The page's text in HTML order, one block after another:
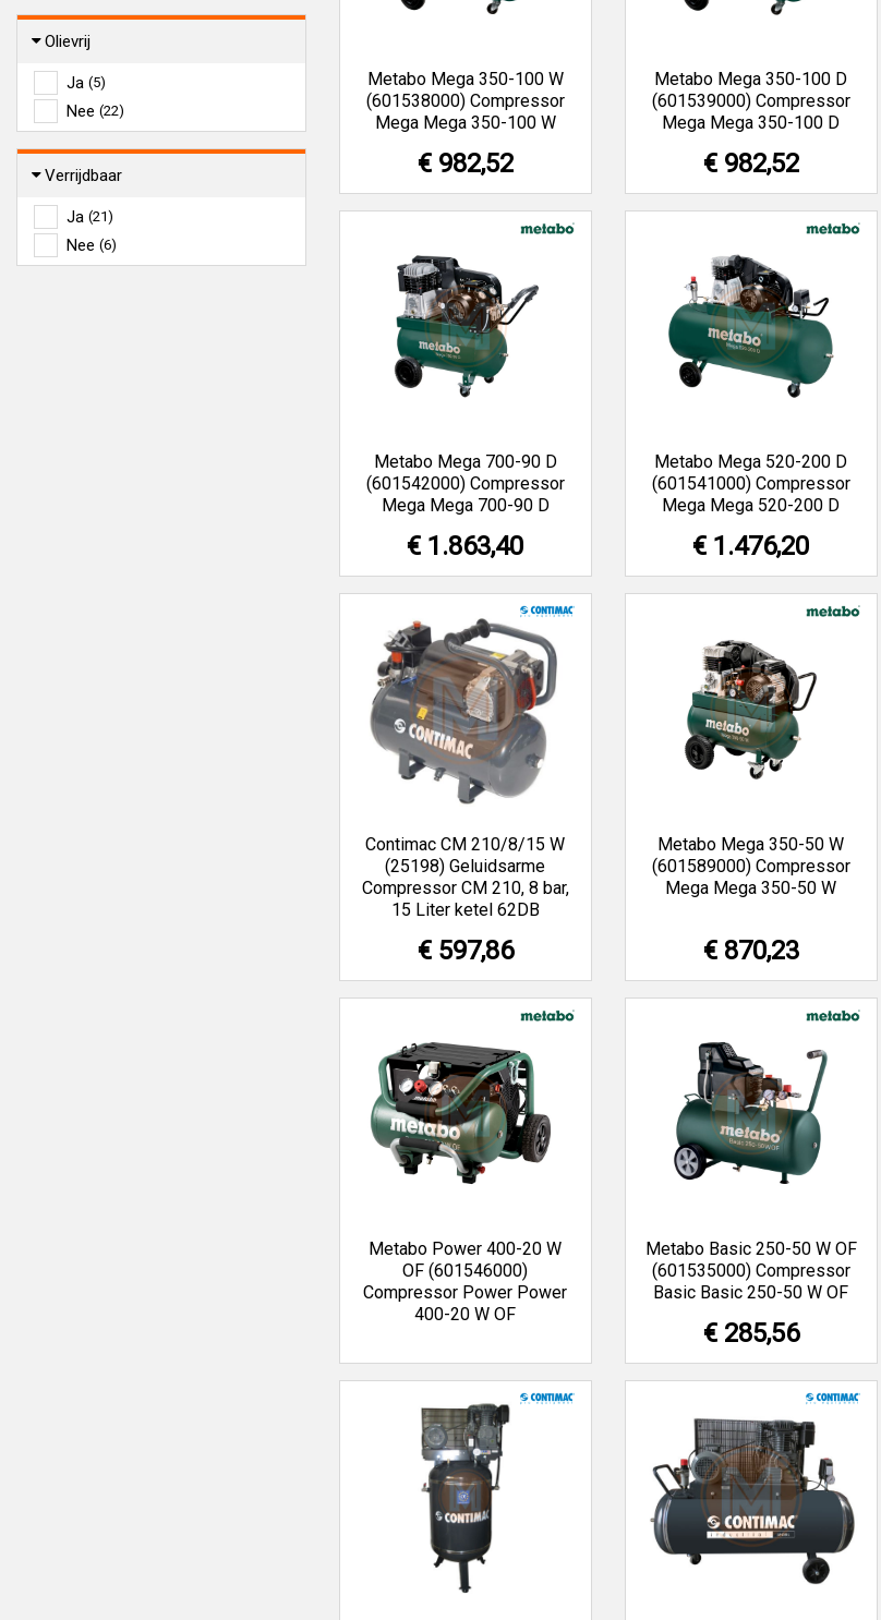
Olievrij
Ja (5)
Nee (22)
Verrijdbaar
Ja (21)
Nee (6)
Metabo Mega 350-100 W
(601538000) Compressor
Mega Mega 350-100 W
€ 982,52
Metabo Mega 350-100 D
(601539000) Compressor
Mega Mega 350-100 D
€ 982,52
Metabo Mega 700-90 D
(601542000) Compressor
Mega Mega 700-90 D
€ 1.863,40
Metabo Mega 520-200 D
(601541000) Compressor
Mega Mega 520-200 D
€ 1.476,20
Contimac CM 210/8/15 W
(25198) Geluidsarme
Compressor CM 210, 8 bar,
15 Liter ketel 62DB
€ 597,86
Metabo Mega 350-50 W
(601589000) Compressor
Mega Mega 350-50 W
€ 870,23
Metabo Power 400-20 W
OF (601546000)
Compressor Power Power
400-20 W OF
Metabo Basic 250-50 W OF
(601535000) Compressor
Basic Basic 250-50 W OF
€ 285,56